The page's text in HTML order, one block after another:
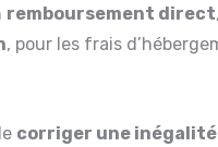
remboursement direct,
, pour les frais
corriger une inégalité